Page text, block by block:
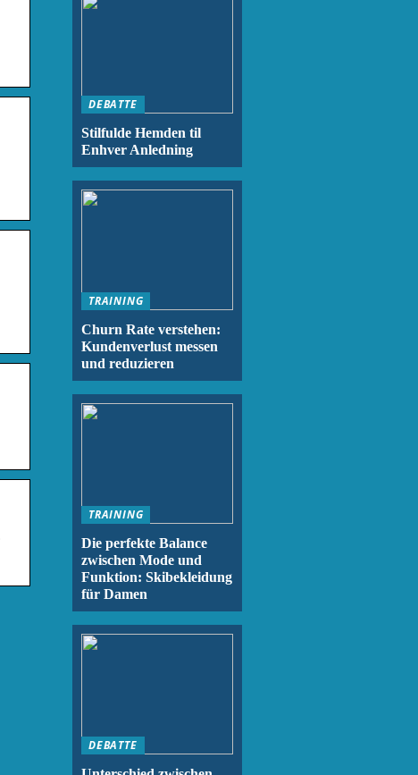
DEBATTE
Stilfulde Hemden til
Enhver Anledning
TRAINING
Churn Rate verstehen:
Kundenverlust messen
und reduzieren
TRAINING
Die perfekte Balance
zwischen Mode und
Funktion: Skibekleidung
für Damen
DEBATTE